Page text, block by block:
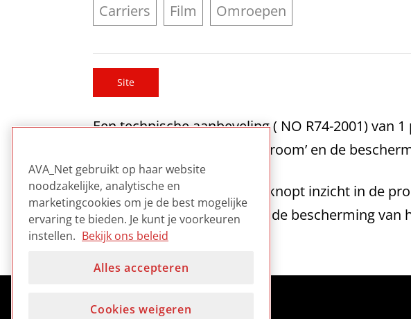
Carriers Film Omroepen
Site
Een technische aanbeveling ( NO R74-2001) van
zogenoemde ‘azijnzuursyndroom’ en de
Het document geeft een beknopt inzicht in de
globale aanbevelingen voor de bescherming
AVA_Net gebruikt op haar website
noodzakelijke, analytische en
marketingcookies om je de best mogelijke
ervaring te bieden. Je kunt je voorkeuren
instellen. Bekijk ons beleid
Alles accepteren
Cookies weigeren